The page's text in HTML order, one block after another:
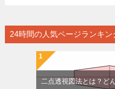
24時間の人気ページランキン
二点透視図法とは？ど